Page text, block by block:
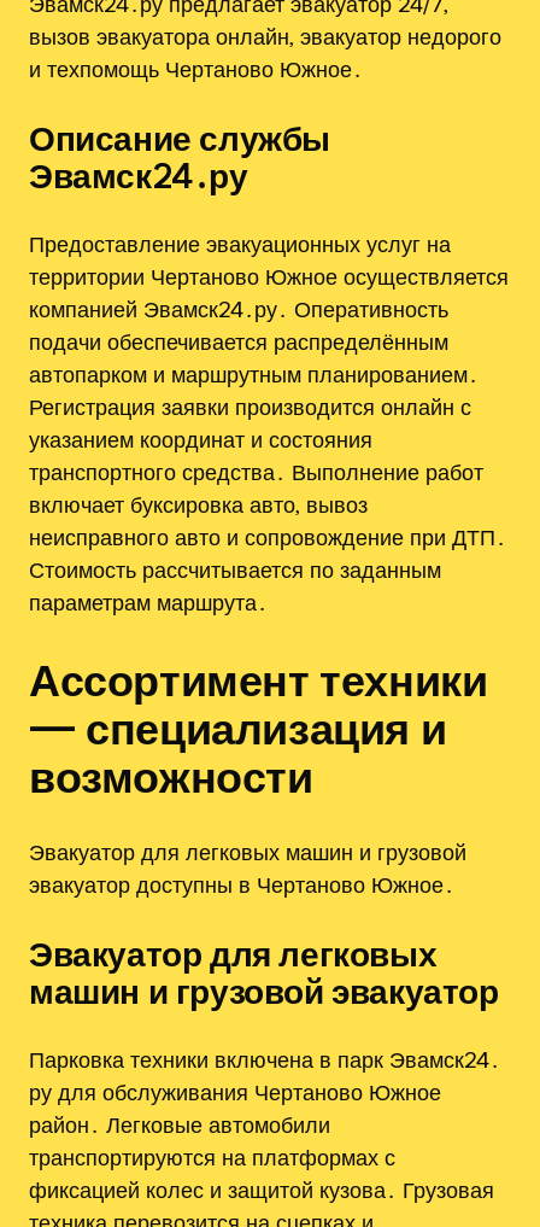
вызов эвакуатора онлайн‚ эвакуатор недорого
и техпомощь Чертаново Южное․
Описание службы
Эвамск24․ру
Предоставление эвакуационных услуг на
территории Чертаново Южное осуществляется
компанией Эвамск24․ру․ Оперативность
подачи обеспечивается распределённым
автопарком и маршрутным планированием․
Регистрация заявки производится онлайн с
указанием координат и состояния
транспортного средства․ Выполнение работ
включает буксировка авто‚ вывоз
неисправного авто и сопровождение при ДТП․
Стоимость рассчитывается по заданным
параметрам маршрута․
Ассортимент техники
— специализация и
возможности
Эвакуатор для легковых машин и грузовой
эвакуатор доступны в Чертаново Южное․
Эвакуатор для легковых
машин и грузовой эвакуатор
Парковка техники включена в парк Эвамск24․
ру для обслуживания Чертаново Южное
район․ Легковые автомобили
транспортируются на платформах с
фиксацией колес и защитой кузова․ Грузовая